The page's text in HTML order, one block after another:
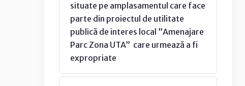
situate pe amplasamentul care face
parte din proiectul de utilitate
publică de interes local ”Amenajare
Parc Zona UTA” care urmează a fi
expropriate